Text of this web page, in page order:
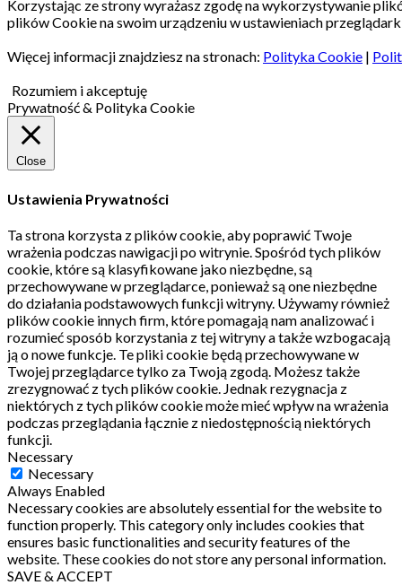
Korzystając ze strony wyrażasz zgodę na wykorzystywanie
plików Cookie na swoim urządzeniu w ustawieniach
Więcej informacji znajdziesz na stronach: Polityka Cookie |
Rozumiem i akceptuję
Prywatność & Polityka Cookie
Close
Ustawienia Prywatności
Ta strona korzysta z plików cookie, aby poprawić Twoje
wrażenia podczas nawigacji po witrynie.Spośród tych plików
cookie, które są klasyfikowane jako niezbędne, są
przechowywane w przeglądarce, ponieważ są one niezbędne
do działania podstawowych funkcji witryny. Używamy również
plików cookie innych firm, które pomagają nam analizować i
rozumieć sposób korzystania z tej witryny a także wzbogacają
ją o nowe funkcje. Te pliki cookie będą przechowywane w
Twojej przeglądarce tylko za Twoją zgodą. Możesz także
zrezygnować z tych plików cookie. Jednak rezygnacja z
niektórych z tych plików cookie może mieć wpływ na wrażenia
podczas przeglądania łącznie z niedostępnością niektórych
funkcji.
Necessary
Necessary
Always Enabled
Necessary cookies are absolutely essential for the website to
function properly. This category only includes cookies that
ensures basic functionalities and security features of the
website. These cookies do not store any personal information.
SAVE & ACCEPT